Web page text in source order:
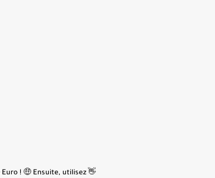
Euro ! 🤑 Ensuite, utilisez